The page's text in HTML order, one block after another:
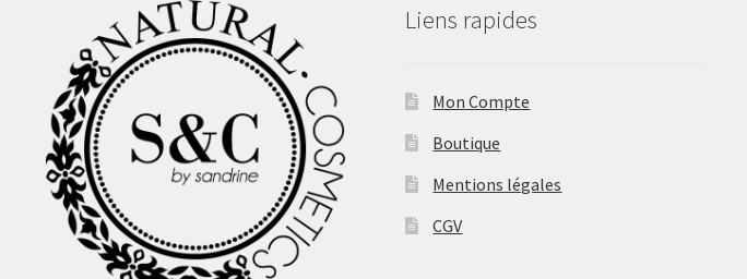
Liens rapides
Mon Compte
Boutique
Mentions légales
CGV